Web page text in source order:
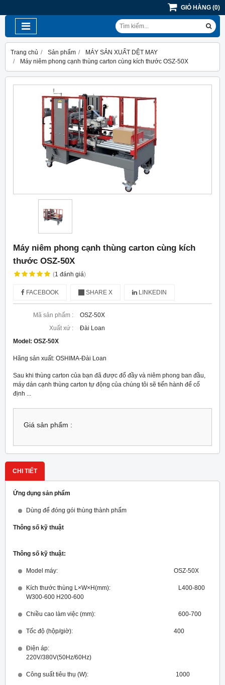
GIỎ HÀNG (0)
Trang chủ Sản phẩm
MÁY SẢN XUẤT DỆT MAY
Máy niêm phong cạnh thùng carton cùng kích thước OSZ-50X
Máy niêm phong cạnh thùng carton cùng kích
thước OSZ-50X
(1 đánh giá)
FACEBOOK SHARE X LINKEDIN
Mã sản phẩm :
OSZ-50X
Xuất xứ :
Đài Loan
Model: OSZ-50X
Hãng sản xuất: OSHIMA-Đài Loan
Sau khi thùng carton của bạn đã được đổ đầy và niêm phong ban đầu,
máy dán cạnh thùng carton tự động của chúng tôi sẽ tiến hành để cố
định ...
Giá sản phẩm :
CHI TIẾT
Ứng dụng sản phẩm
Dùng để đóng gói thùng thành phẩm
Thông số kỹ thuật
Thông số kỹ thuật:
Model máy: OSZ-50X
Kích thước thùng L×W×H(mm): L400-800
W300-600 H200-600
Chiều cao làm việc (mm): 600-700
Tốc độ (hộp/giờ): 400
Điện áp:
220V/380V(50Hz/60Hz)
Công suất tiêu thụ (W): 1000